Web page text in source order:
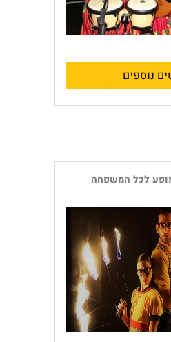
נוספים
לכל המשפחה